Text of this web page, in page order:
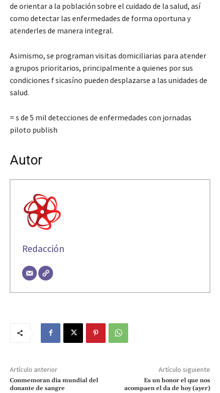
de orientar a la población sobre el cuidado de la salud, así
como detectar las enfermedades de forma oportuna y
atenderles de manera integral.
Asimismo, se programan visitas domiciliarias para atender
a grupos prioritarios, principalmente a quienes por sus
condiciones f sicasíno pueden desplazarse a las unidades de
salud.
= s de 5 mil detecciones de enfermedades con jornadas
piloto publish
Autor
Redacción
Artículo anterior
Conmemoran dia mundial del
donante de sangre
Artículo siguiente
Es un honor el que nos
acompaen el da de hoy (ayer)